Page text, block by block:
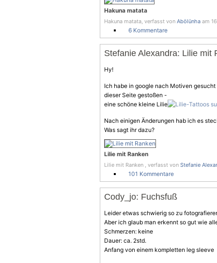
Hakuna matata
Hakuna matata, verfasst von Abölünha am
6 Kommentare
Stefanie Alexandra: Lilie mit
Hy!
Ich habe in google nach Motiven
dieser Seite gestoßen -
eine schöne kleine Lilie
Nach einigen Änderungen hab ich es
Was sagt ihr dazu?
Lilie mit Ranken
Lilie mit Ranken , verfasst von Stefanie
101 Kommentare
Cody_jo: Fuchsfuß
Leider etwas schwierig so zu
Aber ich glaub man erkennt so gut wie
Schmerzen: keine
Dauer: ca. 2std.
Anfang von einem kompletten leg sleeve